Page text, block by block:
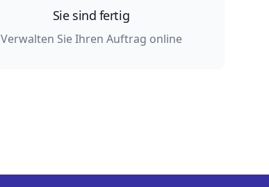
Sie sind fertig
Verwalten Sie Ihren Auftrag online